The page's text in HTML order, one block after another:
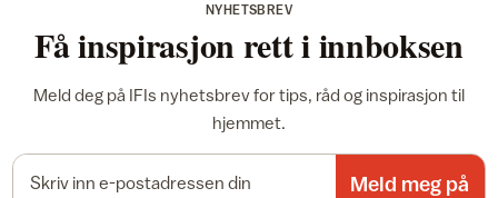
NYHETSBREV
Få inspirasjon rett i innboksen
Meld deg på IFIs nyhetsbrev for tips, råd og inspirasjon til
hjemmet.
Meld meg på